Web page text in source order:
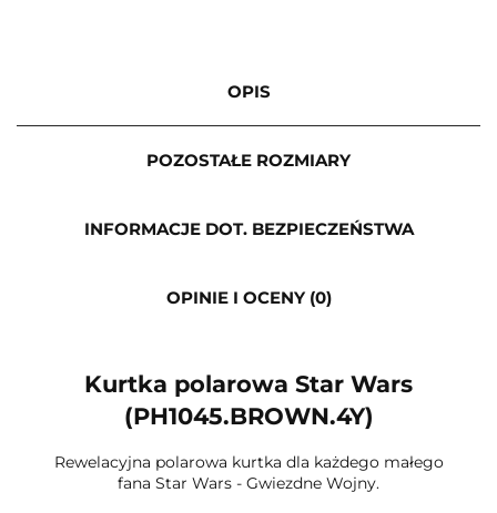
OPIS
POZOSTAŁE ROZMIARY
INFORMACJE DOT. BEZPIECZEŃSTWA
OPINIE I OCENY (0)
Kurtka polarowa Star Wars
(PH1045.BROWN.4Y)
Rewelacyjna polarowa kurtka dla każdego małego
fana Star Wars - Gwiezdne Wojny.